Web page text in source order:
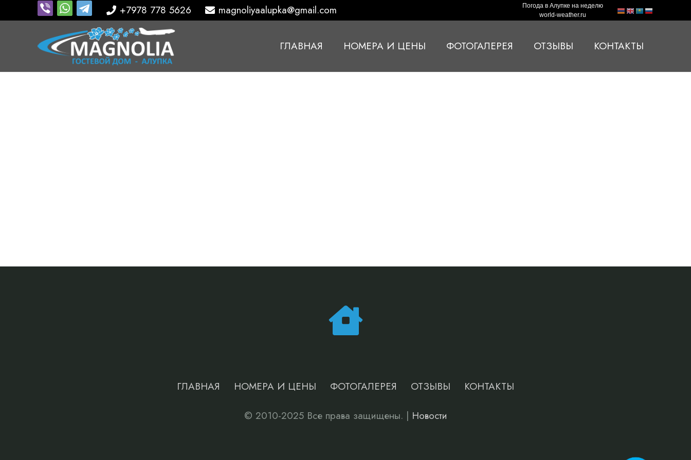
+7978 778 5626 magnoliyaalupka@gmail.com
Погода в Алупке на неделю
world-weather.ru
ГЛАВНАЯ НОМЕРА И ЦЕНЫ ФОТОГАЛЕРЕЯ ОТЗЫВЫ КОНТАКТЫ
ГЛАВНАЯ НОМЕРА И ЦЕНЫ ФОТОГАЛЕРЕЯ ОТЗЫВЫ КОНТАКТЫ
© 2010-2025 Все права защищены. | Новости